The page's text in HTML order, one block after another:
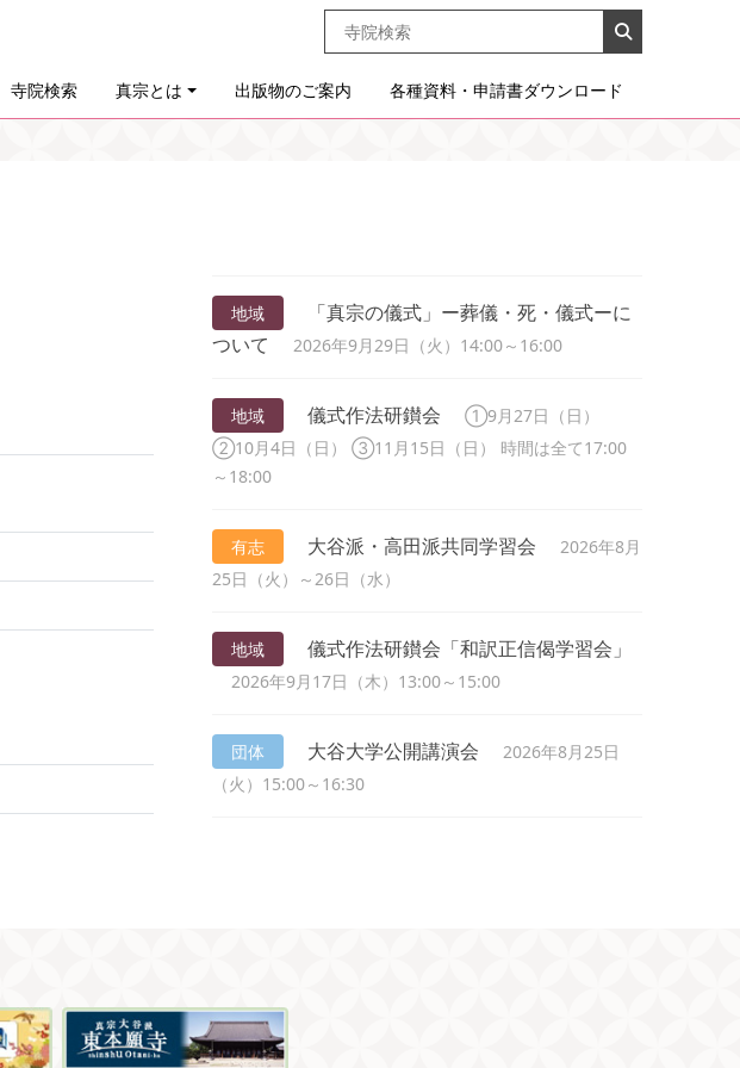
寺院検索 真宗とは 出版物のご案内 各種資料・申請書ダウンロード
地域
「真宗の儀式」ー葬儀・死・儀式ーに
ついて
2026年9月29日（火）14:00～16:00
地域 儀式作法研鑚会
①9月27日（日）
②10月4日（日） ③11月15日（日） 時間は全て17:00
～18:00
有志 大谷派・高田派共同学習会
2026年8月
25日（火）～26日（水）
地域 儀式作法研鑚会「和訳正信偈学習会」
2026年9月17日（木）13:00～15:00
団体 大谷大学公開講演会
2026年8月25日
（火）15:00～16:30